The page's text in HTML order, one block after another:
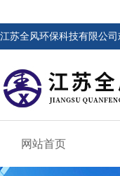
江苏全风环保科技有限公司
网站首页